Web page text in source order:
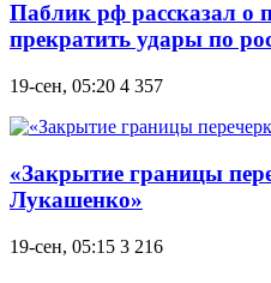
Паблик рф рассказал о
прекратить удары по
19-сен, 05:20 4 357
«Закрытие границы
Лукашенко»
19-сен, 05:15 3 216